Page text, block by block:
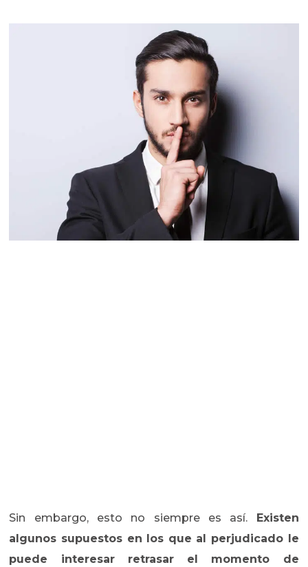
Sin embargo, esto no siempre es así.
Existen
algunos supuestos en los que al perjudicado le
puede interesar retrasar el momento de